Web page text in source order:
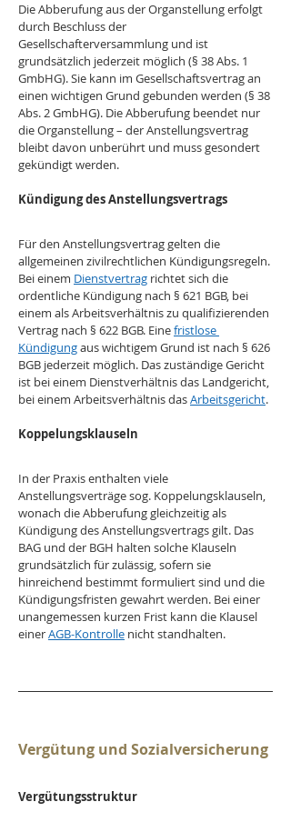
Die Abberufung aus der Organstellung erfolgt
durch Beschluss der
Gesellschafterversammlung und ist
grundsätzlich jederzeit möglich (§ 38 Abs. 1
GmbHG). Sie kann im Gesellschaftsvertrag an
einen wichtigen Grund gebunden werden (§ 38
Abs. 2 GmbHG). Die Abberufung beendet nur
die Organstellung – der Anstellungsvertrag
bleibt davon unberührt und muss gesondert
gekündigt werden.
Kündigung des Anstellungsvertrags
Für den Anstellungsvertrag gelten die
allgemeinen zivilrechtlichen Kündigungsregeln.
Bei einem Dienstvertrag richtet sich die
ordentliche Kündigung nach § 621 BGB, bei
einem als Arbeitsverhältnis zu qualifizierenden
Vertrag nach § 622 BGB. Eine fristlose
Kündigung aus wichtigem Grund ist nach § 626
BGB jederzeit möglich. Das zuständige Gericht
ist bei einem Dienstverhältnis das Landgericht,
bei einem Arbeitsverhältnis das Arbeitsgericht.
Koppelungsklauseln
In der Praxis enthalten viele
Anstellungsverträge sog. Koppelungsklauseln,
wonach die Abberufung gleichzeitig als
Kündigung des Anstellungsvertrags gilt. Das
BAG und der BGH halten solche Klauseln
grundsätzlich für zulässig, sofern sie
hinreichend bestimmt formuliert sind und die
Kündigungsfristen gewahrt werden. Bei einer
unangemessen kurzen Frist kann die Klausel
einer AGB-Kontrolle nicht standhalten.
Vergütung und Sozialversicherung
Vergütungsstruktur